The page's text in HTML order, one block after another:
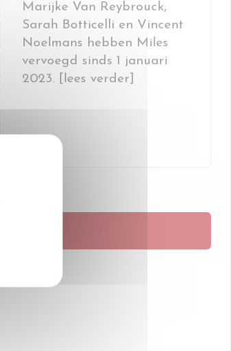
Marijke Van Reybrouck,
Sarah Botticelli en Vincent
Noelmans hebben Miles
vervoegd sinds 1 januari
2023. [lees verder]